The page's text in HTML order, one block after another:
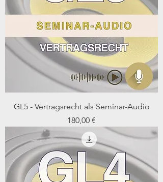
GL5 - Vertragsrecht als Seminar-Audio
Preis
180,00 €